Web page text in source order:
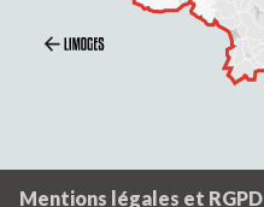
Mentions légales et RGPD